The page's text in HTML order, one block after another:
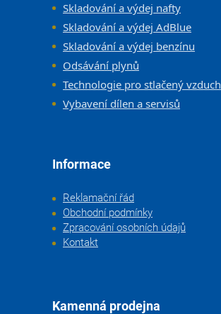
Skladování a výdej nafty
Skladování a výdej AdBlue
Skladování a výdej benzínu
Odsávání plynů
Technologie pro stlačený vzduch
Vybavení dílen a servisů
Informace
Reklamační řád
Obchodní podmínky
Zpracování osobních údajů
Kontakt
Kamenná prodejna